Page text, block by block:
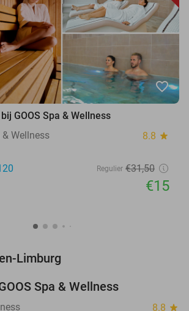
favorite_border
GOOS Spa & Wellness
& Wellness
8.8 star
Regulier €31,50
€15
Limburg
Spa & Wellness
8.8 star